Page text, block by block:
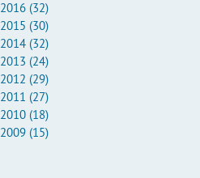
2016 (32)
2015 (30)
2014 (32)
2013 (24)
2012 (29)
2011 (27)
2010 (18)
2009 (15)